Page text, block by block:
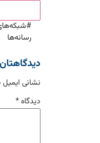
#
رسانه‌ها
نشانی
دیدگاه*